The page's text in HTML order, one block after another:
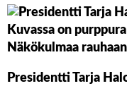
Presidentti Tarja